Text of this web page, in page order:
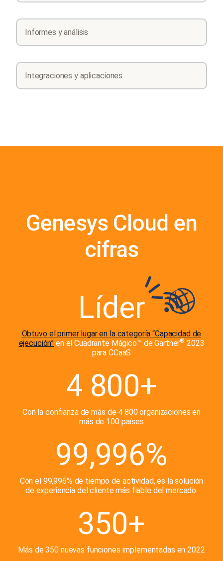
Informes y análisis
Integraciones y aplicaciones
Genesys Cloud en
cifras
Líder
Obtuvo el primer lugar en la categoría “Capacidad de
ejecución” en el Cuadrante Mágico™ de Gartner® 2023
para CCaaS
4 800+
Con la confianza de más de 4 800 organizaciones en
más de 100 países
99,996%
Con el 99,996% de tiempo de actividad, es la solución
de experiencia del cliente más fiable del mercado.
350+
Más de 350 nuevas funciones implementadas en 2022